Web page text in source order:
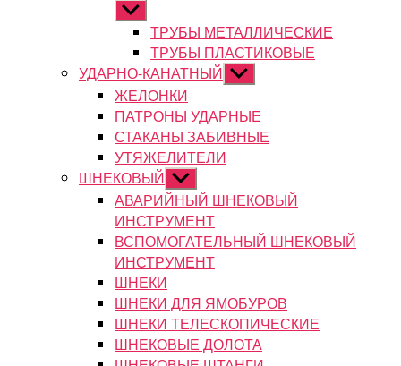
Показывать
подменюТРУБЫ МЕТАЛЛИЧЕСКИЕ
ТРУБЫ ПЛАСТИКОВЫЕ
УДАРНО-КАНАТНЫЙ Показывать
подменю
ЖЕЛОНКИ
ПАТРОНЫ УДАРНЫЕ
СТАКАНЫ ЗАБИВНЫЕ
УТЯЖЕЛИТЕЛИ
ШНЕКОВЫЙ Показывать
подменю
АВАРИЙНЫЙ ШНЕКОВЫЙ
ИНСТРУМЕНТ
ВСПОМОГАТЕЛЬНЫЙ ШНЕКОВЫЙ
ИНСТРУМЕНТ
ШНЕКИ
ШНЕКИ ДЛЯ ЯМОБУРОВ
ШНЕКИ ТЕЛЕСКОПИЧЕСКИЕ
ШНЕКОВЫЕ ДОЛОТА